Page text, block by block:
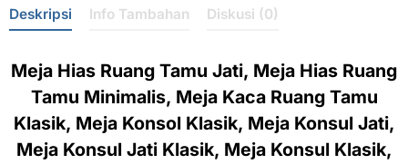
Deskripsi Info Tambahan Diskusi (0)
Meja Hias Ruang Tamu Jati, Meja Hias Ruang
Tamu Minimalis, Meja Kaca Ruang Tamu
Klasik, Meja Konsol Klasik, Meja Konsul Jati,
Meja Konsul Jati Klasik, Meja Konsul Klasik,